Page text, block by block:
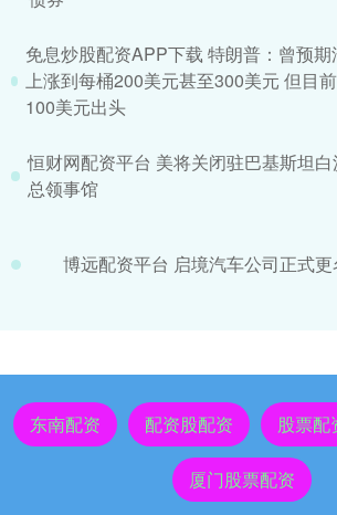
免息炒股配资APP下载 特朗普：曾预期
上涨到每桶200美元甚至300美元 但目
100美元出头
恒财网配资平台 美将关闭驻巴基斯坦
总领事馆
博远配资平台 启境汽车公司正式更
东南配资 配资股配资 股票配
厦门股票配资